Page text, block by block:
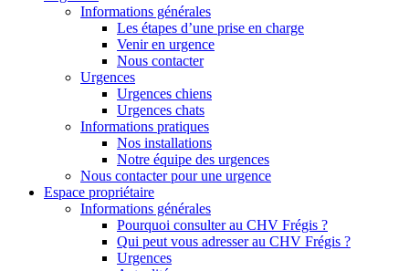
Informations générales
Les étapes d’une prise en charge
Venir en urgence
Nous contacter
Urgences
Urgences chiens
Urgences chats
Informations pratiques
Nos installations
Notre équipe des urgences
Nous contacter pour une urgence
Espace propriétaire
Informations générales
Pourquoi consulter au CHV Frégis ?
Qui peut vous adresser au CHV Frégis ?
Urgences